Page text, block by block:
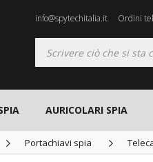
info@spytechitalia.it Ordini
AURICOLARI SPIA
Portachiavi spia